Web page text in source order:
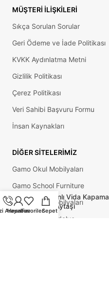
MÜŞTERI İLIŞKILERI
Sıkça Sorulan Sorular
Geri Ödeme ve İade Politikası
KVKK Aydınlatma Metni
Gizlilik Politikası
Çerez Politikası
Veri Sahibi Başvuru Formu
İnsan Kaynakları
DIĞER SITELERIMIZ
Gamo Okul Mobilyaları
Gamo School Furniture
Gamo Okul Mobilyaları
Monoblok Sandalye
Arayın
HesabımFavorilerSepet
Yapışkanlı Vida Kapama
Tapası Aytaşı